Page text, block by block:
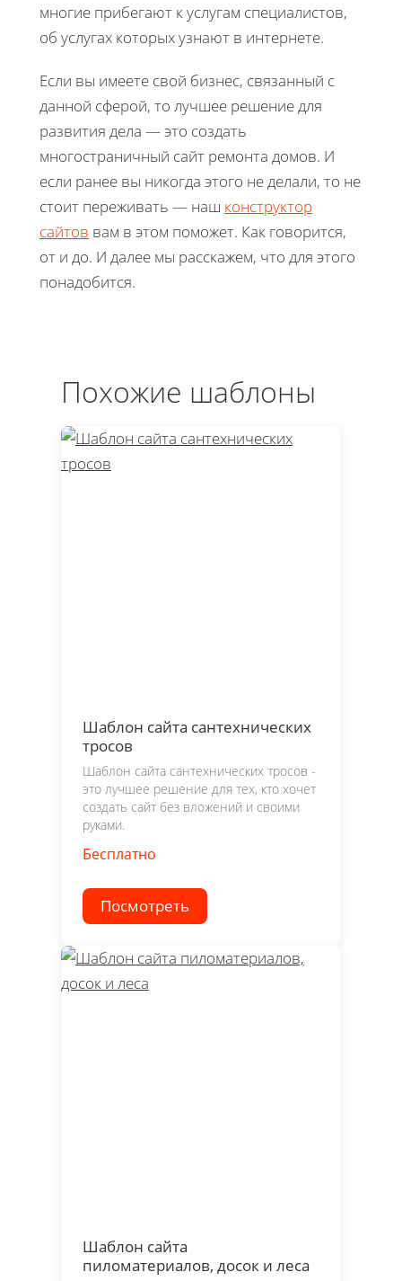
многие прибегают к услугам специалистов,
об услугах которых узнают в интернете.
Если вы имеете свой бизнес, связанный с
данной сферой, то лучшее решение для
развития дела — это создать
многостраничный сайт ремонта домов. И
если ранее вы никогда этого не делали, то не
стоит переживать — наш конструктор
сайтов вам в этом поможет. Как говорится,
от и до. И далее мы расскажем, что для этого
понадобится.
Похожие шаблоны
Шаблон сайта сантехнических
тросов
Шаблон сайта сантехнических тросов -
это лучшее решение для тех, кто хочет
создать сайт без вложений и своими
руками.
Бесплатно
Посмотреть
Шаблон сайта
пиломатериалов, досок и леса